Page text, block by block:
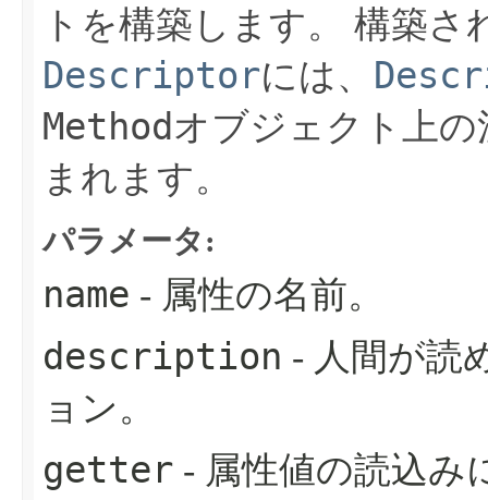
トを構築します。
構築さ
Descriptorには、
Methodオブジェクト上
まれます。
パラメータ:
name - 属性の名前。
description - 人間が読
ョン。
getter - 属性値の読込み